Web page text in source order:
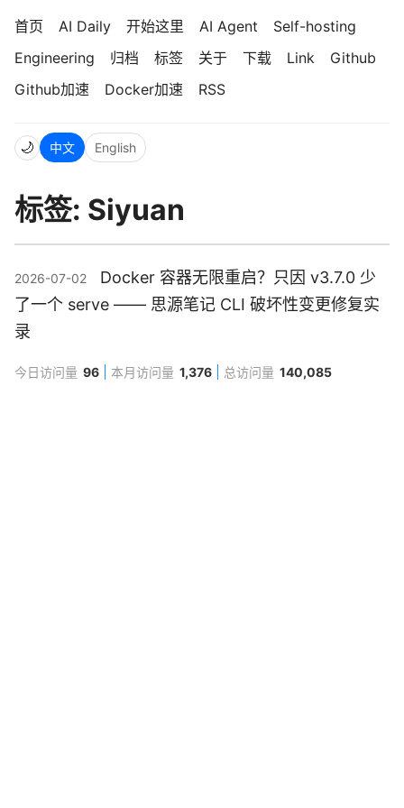
首页 AI Daily 开始这里 AI Agent
Self-hosting
Engineering
归档 标签 关于 下载 Link
Github
Github加速
Docker加速 RSS
🌙 中文 English
标签: Siyuan
2026-07-02
Docker 容器无限重启？只因 v3.7.0 少
了一个 serve —— 思源笔记 CLI 破坏性变更修复实
录
今日访问量 96 本月访问量 1,376 总访问量 140,085